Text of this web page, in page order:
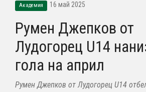
Академия 16 май 2025
Румен Джепков от
Лудогорец U14
гола на април
Румен Джепков от Лудогорец U14